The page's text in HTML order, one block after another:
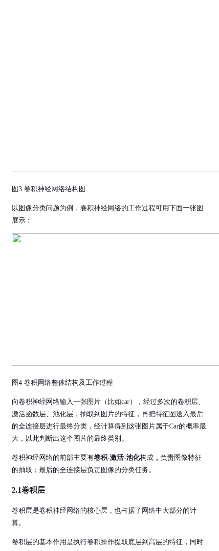
图3 卷积神经网络结构图
以图像分类问题为例，卷积神经网络的工作过程可用下面一张图
展示：
图4 卷积网络整体结构及工作过程
向卷积神经网络输入一张图片（比如car），经过多次的卷积层、
激活函数层、池化层，抽取到图片的特征，再把特征图送入最后
的全连接层进行最终分类，经计算得到这张图片属于Car的概率最
大，以此判断出这个图片的最终类别。
卷积神经网络的前部主要有卷积-激活-池化构成 ， 负责图像特征
的抽取；最后的全连接层负责图像的分类任务。
2.1卷积层
卷积层是卷积神经网络的核心层，也占据了网络中大部分的计
算。
卷积层的基本作用是执行卷积操作提取底层到高层的特征，同时